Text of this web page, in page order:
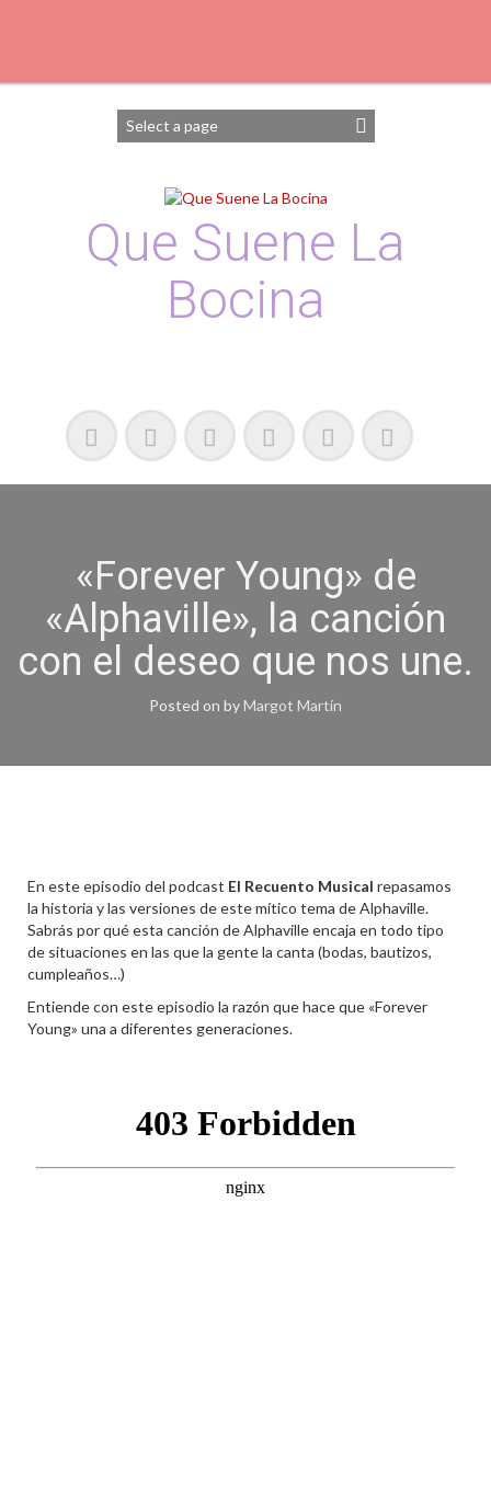
Que Suene La
Bocina
«Forever Young» de
«Alphaville», la canción
con el deseo que nos une.
Posted on byMargot Martín
En este episodio del podcast El Recuento Musical repasamos
la historia y las versiones de este mítico tema de Alphaville.
Sabrás por qué esta canción de Alphaville encaja en todo tipo
de situaciones en las que la gente la canta (bodas, bautizos,
cumpleaños…)
Entiende con este episodio la razón que hace que «Forever
Young» una a diferentes generaciones.